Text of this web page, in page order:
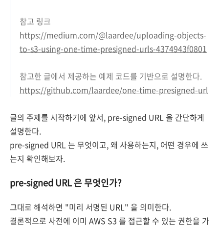
참고 링크
https://medium.com/@laardee/uploading-objects-
to-s3-using-one-time-presigned-urls-4374943f0801
참고한 글에서 제공하는 예제 코드를 기반으로 설명한다.
https://github.com/laardee/one-time-presigned-url
글의 주제를 시작하기에 앞서, pre-signed URL 을 간단하게
설명한다.
pre-signed URL 는 무엇이고, 왜 사용하는지, 어떤 경우에 쓰
는지 확인해보자.
pre-signed URL 은 무엇인가?
그대로 해석하면 "미리 서명된 URL" 을 의미한다.
결론적으로 사전에 이미 AWS S3 를 접근할 수 있는 권한을 가